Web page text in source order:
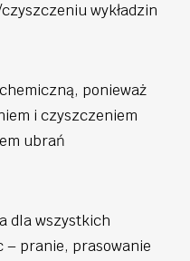
wykładzin
ponieważ
i czyszczeniem
ubrań
dla wszystkich
– pranie, prasowanie